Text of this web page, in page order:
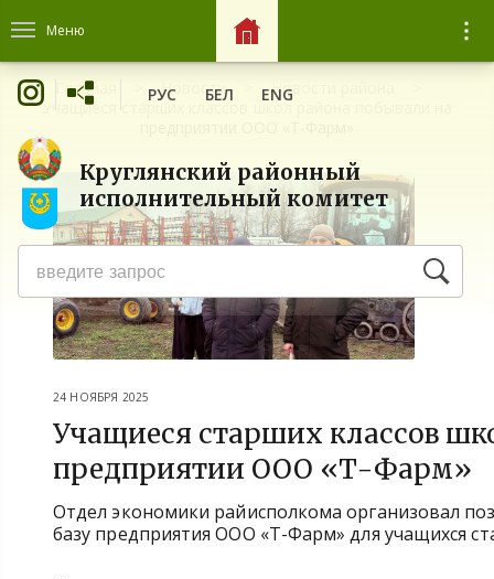
Меню
Круглянский районный
исполнительный комитет
РУС БЕЛ ENG
Главная Новости
Новости района
Учащиеся старших классов школ района побывали на
24 НОЯБРЯ 2025
Учащиеся старших классов
предприятии ООО «Т-Фарм»
Отдел экономики райисполкома организовал
базу предприятия ООО «Т-Фарм» для учащихся